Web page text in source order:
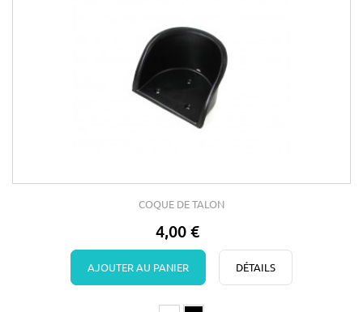
COQUE DE TALON
4,00 €
AJOUTER AU PANIER DÉTAILS